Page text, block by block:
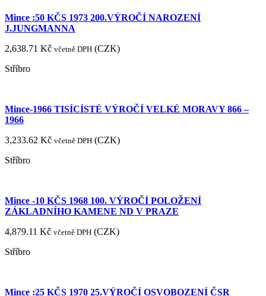
Mince :50 KČS 1973 200.VÝROČÍ NAROZENÍ
J.JUNGMANNA
2,638.71 Kč včetně DPH (CZK)
Stříbro
Mince-1966 TISÍCÍSTÉ VÝROČÍ VELKÉ MORAVY 866 –
1966
3,233.62 Kč včetně DPH (CZK)
Stříbro
Mince -10 KČS 1968 100. VÝROČÍ POLOŽENÍ
ZÁKLADNÍHO KAMENE ND V PRAZE
4,879.11 Kč včetně DPH (CZK)
Stříbro
Mince :25 KČS 1970 25.VÝROČÍ OSVOBOZENÍ ČSR